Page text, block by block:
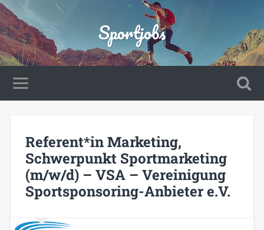
Sportjobs
Referent*in Marketing,
Schwerpunkt Sportmarketing
(m/w/d) – VSA – Vereinigung
Sportsponsoring-Anbieter e.V.